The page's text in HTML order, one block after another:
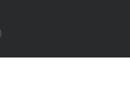
YouTube